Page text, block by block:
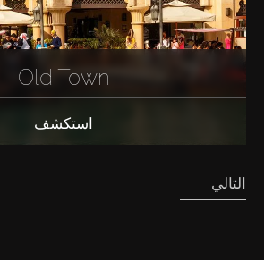
Old Town
استكشف
التالي